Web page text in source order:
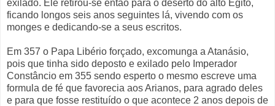
exilado. Ele retirou-se então para o deserto do alto Egito,
ficando longos seis anos seguintes lá, vivendo com os
monges e dedicando-se a seus escritos.
Em 357 o Papa Libério forçado, excomunga a Atanásio,
pois que tinha sido deposto e exilado pelo Imperador
Constâncio em 355 sendo esperto o mesmo escreve uma
formula de fé que favorecia aos Arianos, para agrado deles
e para que fosse restituído o que acontece 2 anos depois de